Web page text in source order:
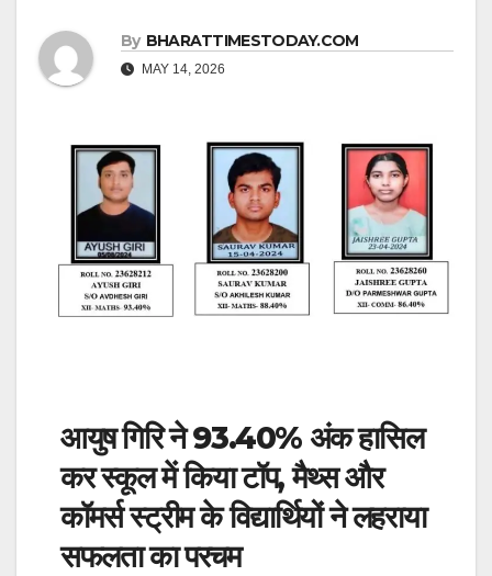
By BHARATTIMESTODAY.COM
MAY 14, 2026
आयुष गिरि ने 93.40% अंक हासिल
कर स्कूल में किया टॉप, मैथ्स और
कॉमर्स स्ट्रीम के विद्यार्थियों ने लहराया
सफलता का परचम